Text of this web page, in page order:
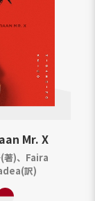
Mr. X
著)、Faira
訳)